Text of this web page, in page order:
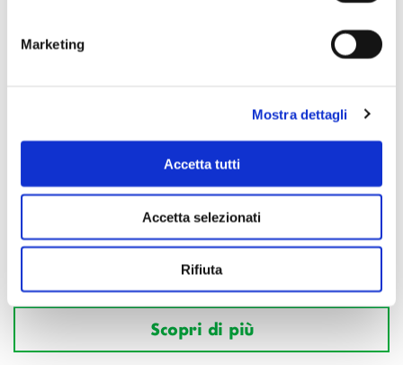
Marketing
Mostra dettagli
Accetta tutti
Accetta selezionati
Rifiuta
Scopri di più